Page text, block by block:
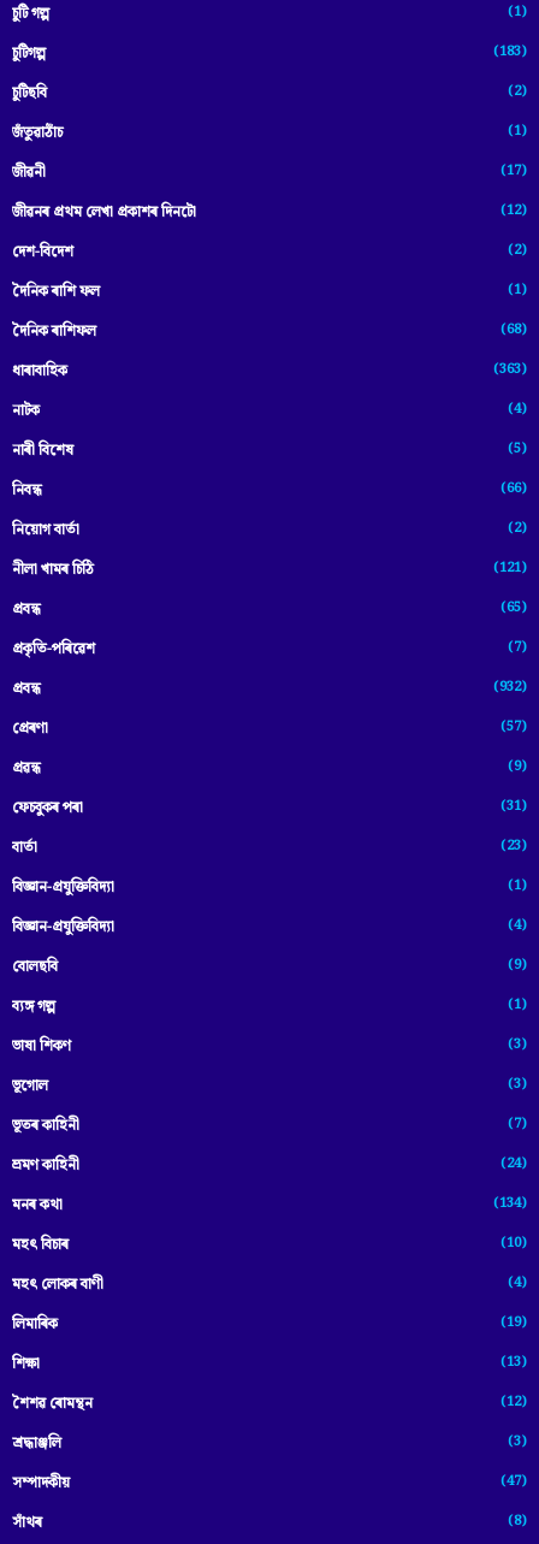
চুটি গল্প (1)
চুটিগল্প (183)
চুটিছবি (2)
জঁতুৱাঠাঁচ (1)
জীৱনী (17)
জীৱনৰ প্ৰথম লেখা প্ৰকাশৰ দিনটো (12)
দেশ-বিদেশ (2)
দৈনিক ৰাশি ফল (1)
দৈনিক ৰাশিফল (68)
ধাৰাবাহিক (363)
নাটক (4)
নাৰী বিশেষ (5)
নিবন্ধ (66)
নিয়োগ বাৰ্তা (2)
নীলা খামৰ চিঠি (121)
প্রবন্ধ (65)
প্ৰকৃতি-পৰিৱেশ (7)
প্ৰবন্ধ (932)
প্ৰেৰণা (57)
প্ৰৱন্ধ (9)
ফেচবুকৰ পৰা (31)
বাৰ্তা (23)
বিজ্ঞান-প্রযুক্তিবিদ্যা (1)
বিজ্ঞান-প্ৰযুক্তিবিদ্যা (4)
বোলছবি (9)
ব্যঙ্গ গল্প (1)
ভাষা শিকণ (3)
ভূগোল (3)
ভূতৰ কাহিনী (7)
ভ্ৰমণ কাহিনী (24)
মনৰ কথা (134)
মহৎ বিচাৰ (10)
মহৎ লোকৰ বাণী (4)
লিমাৰিক (19)
শিক্ষা (13)
শৈশৱ ৰোমন্থন (12)
শ্ৰদ্ধাঞ্জলি (3)
সম্পাদকীয় (47)
সাঁথৰ (8)